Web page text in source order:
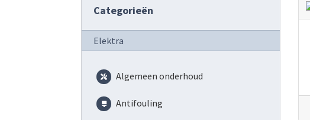
Categorieën
Elektra
Algemeen onderhoud
Antifouling